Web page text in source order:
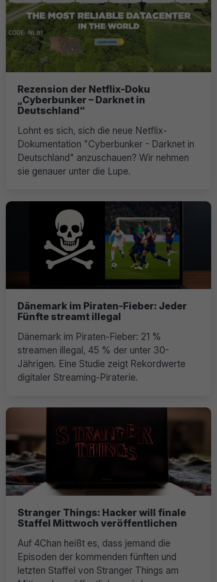
Rezension der Netflix-Doku
„Cyberbunker – Darknet in
Deutschland“
Lohnt es sich, sich die neue Netflix-
Dokumentation "Cyberbunker - Darknet in
Deutschland" anzuschauen? Wir nehmen
sie genauer unter die Lupe.
Dänemark im Piraten-Fieber: Jeder
Fünfte streamt illegal
Dänemark im Piraten-Fieber: 21 %
streamen illegal, 45 % der unter 30-
Jährigen. Eine Studie zeigt Rekordwerte
digitaler Streaming-Piraterie.
Stranger Things: Hacker will finale
Staffel Mittwoch veröffentlichen
Auf 4Chan heißt es, dass jemand die
Episoden der kommenden fünften und
letzten Staffel von Stranger Things am